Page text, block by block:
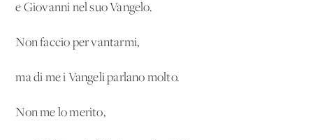
e Giovanni nel suo Vangelo.
Non faccio per vantarmi,
ma di me i Vangeli parlano molto.
Non me lo merito,